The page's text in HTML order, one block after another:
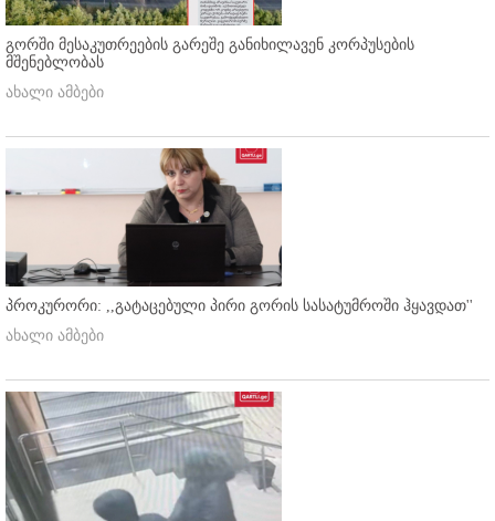
გორში მესაკუთრეების გარეშე განიხილავენ კორპუსების
მშენებლობას
ახალი ამბები
პროკურორი: ,,გატაცებული პირი გორის სასატუმროში ჰყავდათ''
ახალი ამბები